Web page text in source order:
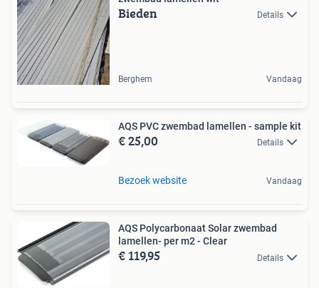
Bieden Details
Berghem Vandaag
AQS PVC zwembad lamellen - sample kit
€ 25,00 Details
Bezoek website Vandaag
AQS Polycarbonaat Solar zwembad
lamellen- per m2 - Clear
€ 119,95 Details